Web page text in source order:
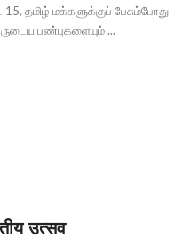
தமிழ் மக்களுக்குப் பேசும்போது
பண்புகளையும் ...
उत्सव